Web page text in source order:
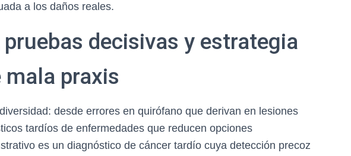
a los daños reales.
decisivas y estrategia
mala praxis
desde errores en quirófano que derivan en lesiones
tardíos de enfermedades que reducen opciones
es un diagnóstico de cáncer tardío cuya detección precoz